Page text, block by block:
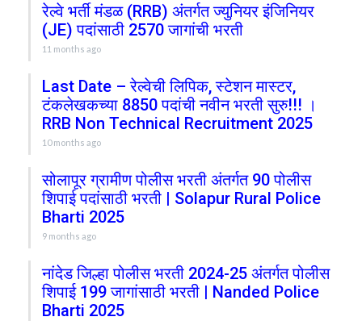
रेल्वे भर्ती मंडळ (RRB) अंतर्गत ज्युनियर इंजिनियर
(JE) पदांसाठी 2570 जागांची भरती
11 months ago
Last Date – रेल्वेची लिपिक, स्टेशन मास्टर,
टंकलेखकच्या 8850 पदांची नवीन भरती सुरु!!! ।
RRB Non Technical Recruitment 2025
10 months ago
सोलापूर ग्रामीण पोलीस भरती अंतर्गत 90 पोलीस
शिपाई पदांसाठी भरती | Solapur Rural Police
Bharti 2025
9 months ago
नांदेड जिल्हा पोलीस भरती 2024-25 अंतर्गत पोलीस
शिपाई 199 जागांसाठी भरती | Nanded Police
Bharti 2025